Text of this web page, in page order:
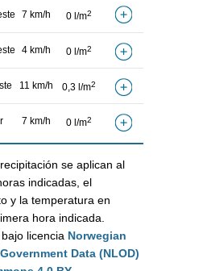
7 km/h 0 l/m2
4 km/h 0 l/m2
11 km/h 0,3 l/m2
7 km/h 0 l/m2
se aplican al
indicadas, el
y la temperatura en
hora indicada.
licencia Norwegian
Data (NLOD)